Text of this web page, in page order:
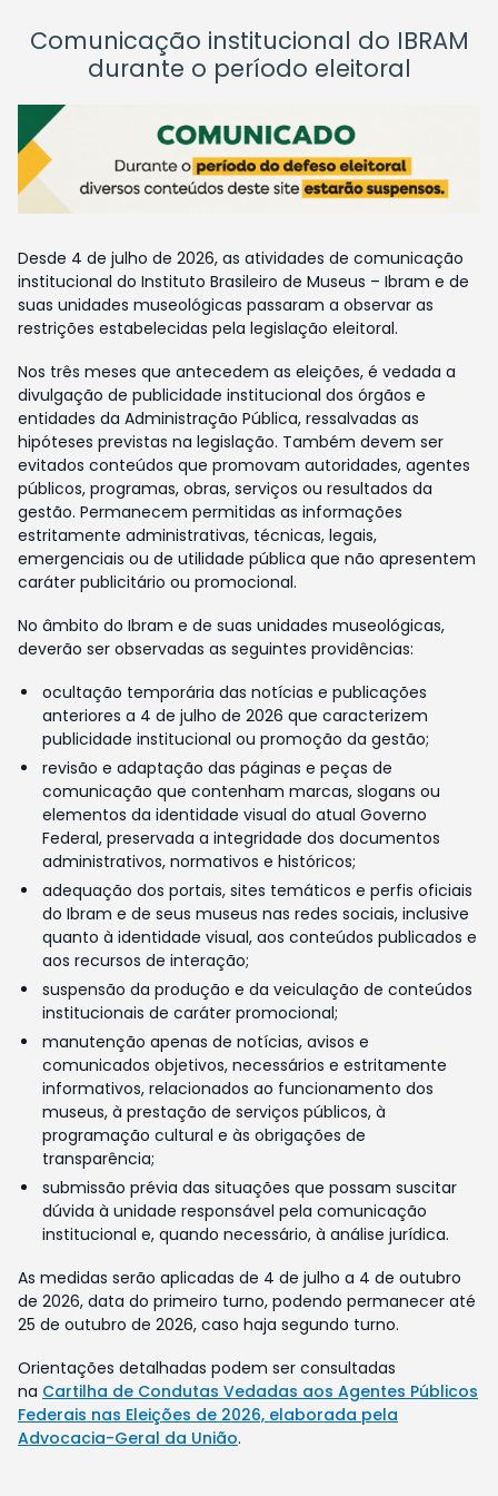
Comunicação institucional do IBRAM
durante o período eleitoral
Desde 4 de julho de 2026, as atividades de comunicação
institucional do Instituto Brasileiro de Museus – Ibram e de
suas unidades museológicas passaram a observar as
restrições estabelecidas pela legislação eleitoral.
Nos três meses que antecedem as eleições, é vedada a
divulgação de publicidade institucional dos órgãos e
entidades da Administração Pública, ressalvadas as
hipóteses previstas na legislação. Também devem ser
evitados conteúdos que promovam autoridades, agentes
públicos, programas, obras, serviços ou resultados da
gestão. Permanecem permitidas as informações
estritamente administrativas, técnicas, legais,
emergenciais ou de utilidade pública que não apresentem
caráter publicitário ou promocional.
No âmbito do Ibram e de suas unidades museológicas,
deverão ser observadas as seguintes providências:
ocultação temporária das notícias e publicações
anteriores a 4 de julho de 2026 que caracterizem
publicidade institucional ou promoção da gestão;
revisão e adaptação das páginas e peças de
comunicação que contenham marcas, slogans ou
elementos da identidade visual do atual Governo
Federal, preservada a integridade dos documentos
administrativos, normativos e históricos;
adequação dos portais, sites temáticos e perfis oficiais
do Ibram e de seus museus nas redes sociais, inclusive
quanto à identidade visual, aos conteúdos publicados e
aos recursos de interação;
suspensão da produção e da veiculação de conteúdos
institucionais de caráter promocional;
manutenção apenas de notícias, avisos e
comunicados objetivos, necessários e estritamente
informativos, relacionados ao funcionamento dos
museus, à prestação de serviços públicos, à
programação cultural e às obrigações de
transparência;
submissão prévia das situações que possam suscitar
dúvida à unidade responsável pela comunicação
institucional e, quando necessário, à análise jurídica.
As medidas serão aplicadas de 4 de julho a 4 de outubro
de 2026, data do primeiro turno, podendo permanecer até
25 de outubro de 2026, caso haja segundo turno.
Orientações detalhadas podem ser consultadas
na Cartilha de Condutas Vedadas aos Agentes Públicos
Federais nas Eleições de 2026, elaborada pela
Advocacia-Geral da União.